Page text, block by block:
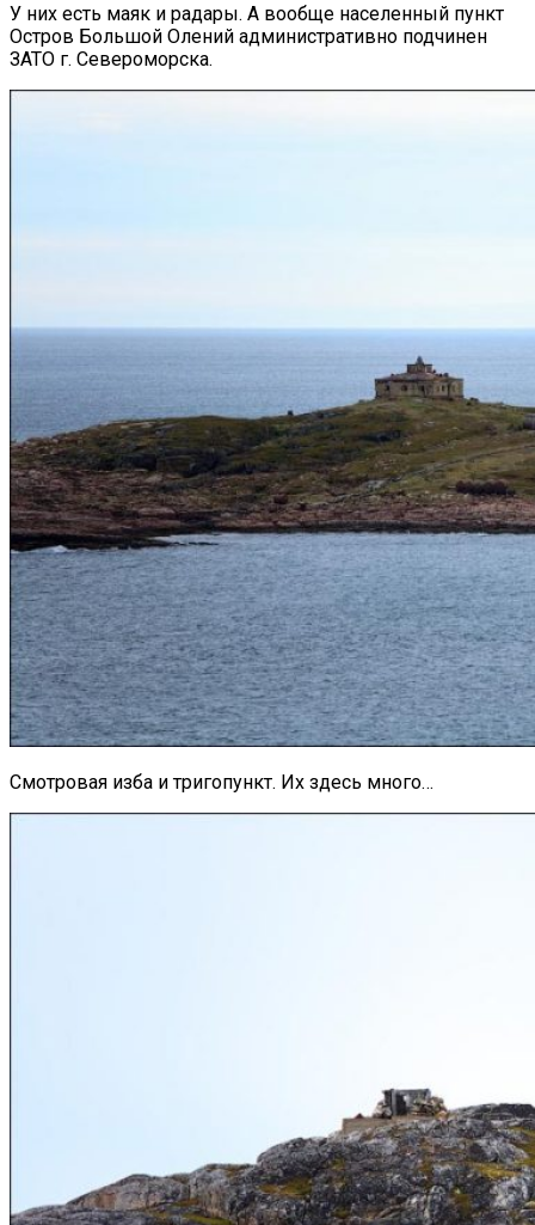
У них есть маяк и радары. А вообще населенный пункт
Остров Большой Олений административно подчинен
ЗАТО г. Североморска.
Смотровая изба и тригопункт. Их здесь много…